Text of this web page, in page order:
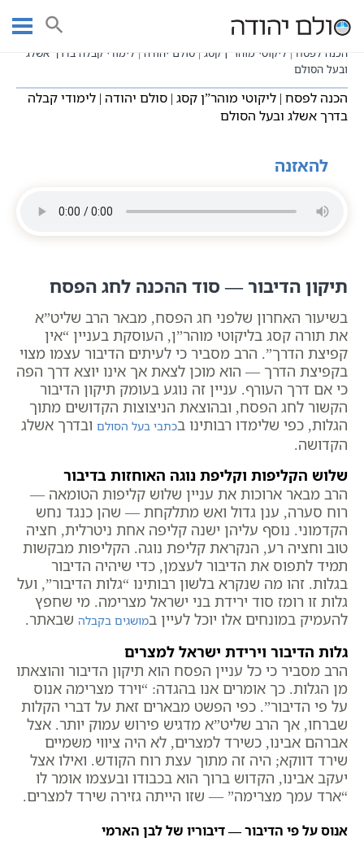
content
עמוד ראשי
חגים ומועדים לפי הזוהר
פסח בדרך הקבלה
שיעורים בכתבי ברסלב
הכנה לפסח | ליקוטי מוהר”ן קסג | סולם יהודה | לימודי קבלה בדרך אשלג
ובעל הסולם
הכנה לפסח | ליקוטי מוהר”ן קסג | סולם יהודה | לימודי קבלה
בדרך אשלג ובעל הסולם
להאזנה
תיקון הדיבור — סוד ההכנה לחג הפסח
בשיעור האחרון שלפני חג הפסח, מבאר הרב שליט”א
את תורה קסג בליקוטי מוהר”ן, העוסקת בעניין “אין
קפיצת הדרך”. הרב מסביר כי לעיתים הדיבור עצמו מצוי
בקפיצת הדרך — הוא מוכן לצאת אך אינו יוצא דרך הפה
כי אם דרך העורף. עניין זה נוגע בעומק תיקון הדיבור
הקשור לחג הפסח, ובהוצאת הניצוצות הקדושים מתוך
הגלות, כפי שלימדו רבותינו בכתבי בעל הסולם ובדרך אשלג
הקדושה.
שלוש הקליפות וקליפת נוגה האוחזות בדיבור
הרב מבאר ארוכות את עניין שלוש קליפות הטומאה —
רוח סערה, ענן גדול ואש מתלקחת — שהן כנגד נחש
הקדמוני. נוסף עליהן ישנה קליפה אחת ניטרלית, חציה
טוב וחציה רע, הנקראת קליפת נוגה. הקליפות מבקשות
תמיד לתפוס את הדיבור לעצמן, כדי שיהיה הדיבור
בגלות. זהו מה שנקרא בלשון רבותינו “גלות הדיבור”, ועל
גלות זו רומז סוד ירידת בני ישראל מצרימה. מי שחפץ
להעמיק במונחים אלו יוכל לעיין במושגים בקבלה שבאתר.
גלות הדיבור וירידת ישראל למצרים
הרב מסביר כי כל עניין הפסח הוא תיקון הדיבור והוצאתו
מן הגלות. כך אומרים אנו בהגדה: “וירד מצרימה אנוס
על פי הדיבור”. כפי הפשט מבארים זאת על דברי הקלות
שברחו, אך הרב שליט”א מדגיש פירוש עמוק יותר. אצל
אברהם אבינו, כשירד למצרים, לא היה ציווי משמיים
שירד דווקא; היה זה מתוך עצת רוח הקודש. ואילו אצל
יעקב אבינו, הקדוש ברוך הוא בכבודו ובעצמו אומר לו
“ארד עמך מצרימה” — שזו הייתה גזירה שירד למצרים.
אנוס על פי הדיבור — דיבוריו של לבן הארמי